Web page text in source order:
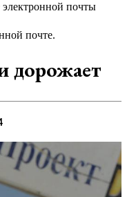
почты
почте.
дорожает